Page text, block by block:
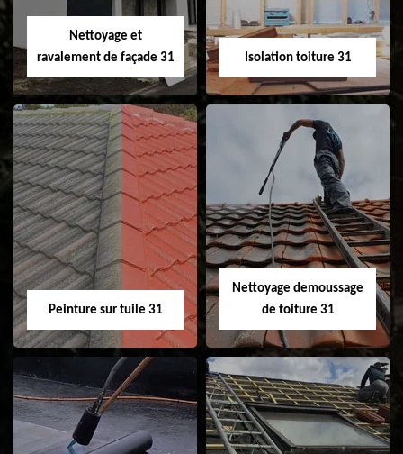
Velux 31
Nettoyage et
ravalement de façade 31
Nettoyage et
ravalement de
façade 31
Isolation toiture 31
Isolation toiture 31
Peinture sur tuile 31
Peinture sur tuile
Nettoyage demoussage
de toiture 31
Nettoyage